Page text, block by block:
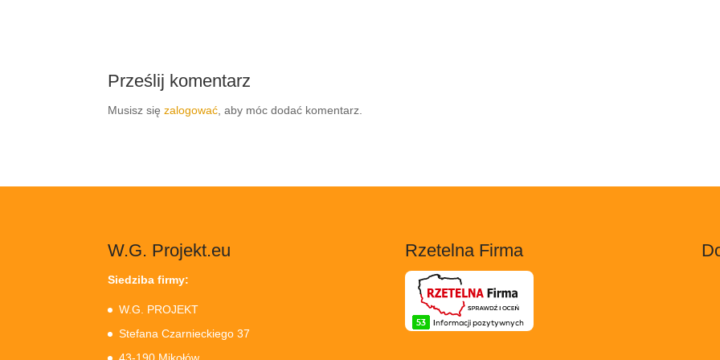
Prześlij komentarz
Musisz sięzalogować, aby móc dodać komentarz.
W.G. Projekt.eu
Siedziba firmy:
W.G. PROJEKT
Stefana Czarnieckiego 37
Rzetelna Firma